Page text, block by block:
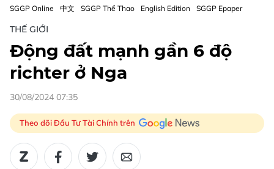
SGGP Online 中文 SGGP Thể Thao English Edition SGGP Epaper
THẾ GIỚI
Động đất mạnh gần 6 độ
richter ở Nga
30/08/2024 07:35
Theo dõi Đầu Tư Tài Chính trên